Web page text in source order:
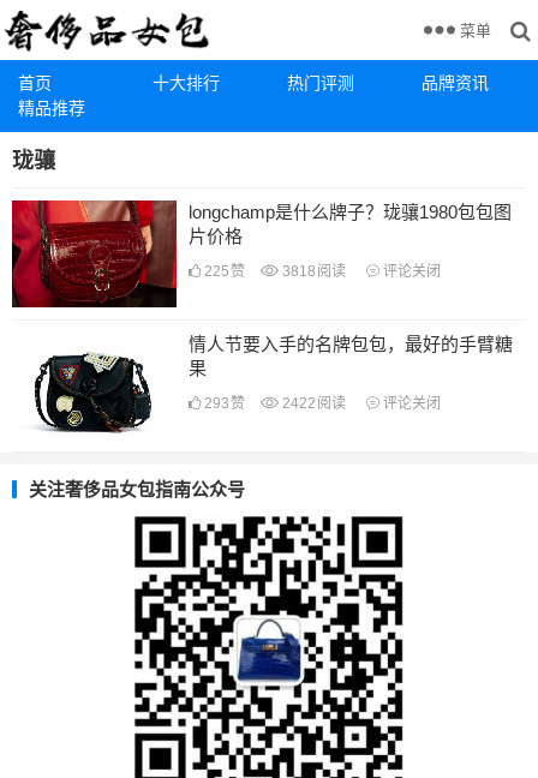
首页 十大排行 热门评测
品牌资讯
精品推荐
菜单
珑骧
longchamp是什么牌子？珑骧1980包包图
片价格
225 赞 3818 阅读 评论关闭
情人节要入手的名牌包包，最好的手臂糖
果
293 赞 2422 阅读 评论关闭
关注奢侈品女包指南公众号